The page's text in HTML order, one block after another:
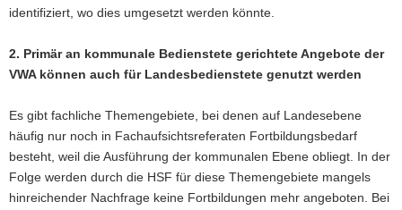
identifiziert, wo dies umgesetzt werden könnte.
2. Primär an kommunale Bedienstete gerichtete Angebote der
VWA können auch für Landesbedienstete genutzt werden
Es gibt fachliche Themengebiete, bei denen auf Landesebene
häufig nur noch in Fachaufsichtsreferaten Fortbildungsbedarf
besteht, weil die Ausführung der kommunalen Ebene obliegt. In der
Folge werden durch die HSF für diese Themengebiete mangels
hinreichender Nachfrage keine Fortbildungen mehr angeboten. Bei